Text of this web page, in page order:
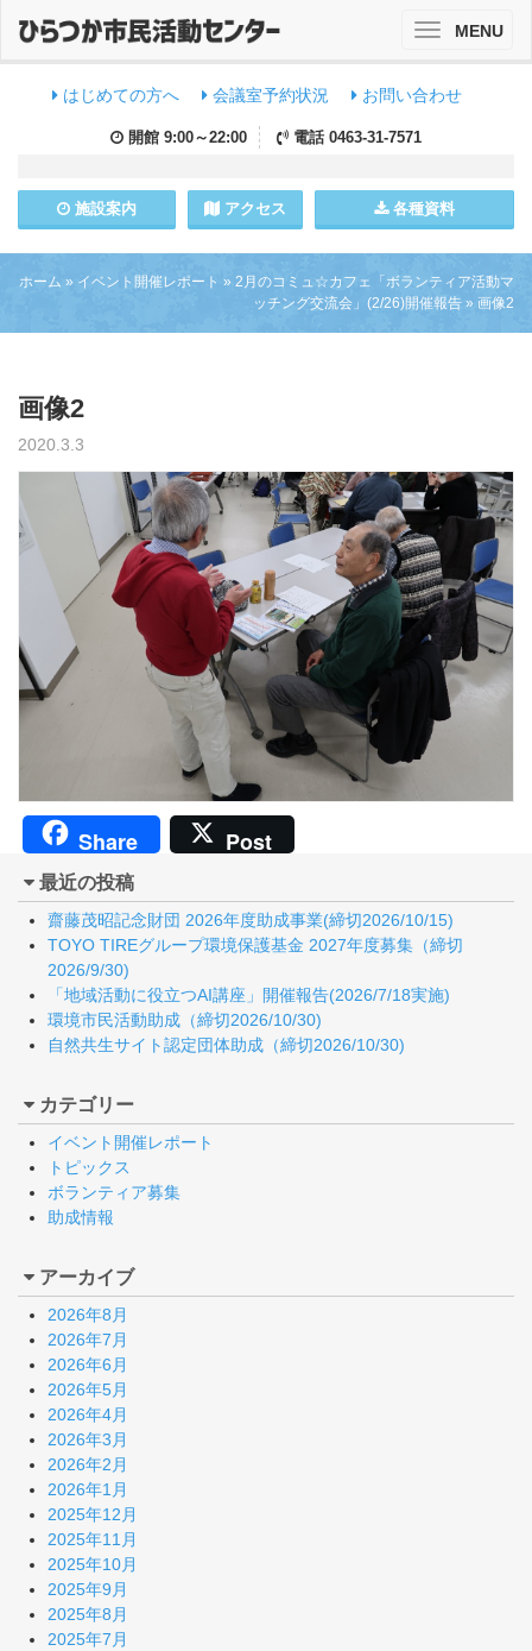
はじめての方へ 会議室予約状況 お問い合わせ
開館 9:00～22:00 電話 0463-31-7571
施設案内 アクセス 各種資料
ToggleMENU
ホーム » イベント開催レポート » 2月のコミュ☆カフェ「ボランティア活動マ
ッチング交流会」(2/26)開催報告 » 画像2
画像2
2020.3.3
Share Post
最近の投稿
齋藤茂昭記念財団 2026年度助成事業(締切2026/10/15)
TOYO TIREグループ環境保護基金 2027年度募集（締切
2026/9/30)
「地域活動に役立つAI講座」開催報告(2026/7/18実施)
環境市民活動助成（締切2026/10/30)
自然共生サイト認定団体助成（締切2026/10/30)
カテゴリー
イベント開催レポート
トピックス
ボランティア募集
助成情報
アーカイブ
2026年8月
2026年7月
2026年6月
2026年5月
2026年4月
2026年3月
2026年2月
2026年1月
2025年12月
2025年11月
2025年10月
2025年9月
2025年8月
2025年7月